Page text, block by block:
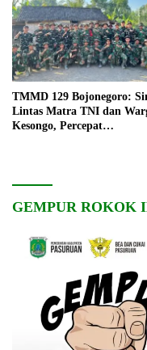
TMMD 129 Bojonegoro:
Lintas Matra TNI dan
Kesongo, Percepat
GEMPUR ROKOK